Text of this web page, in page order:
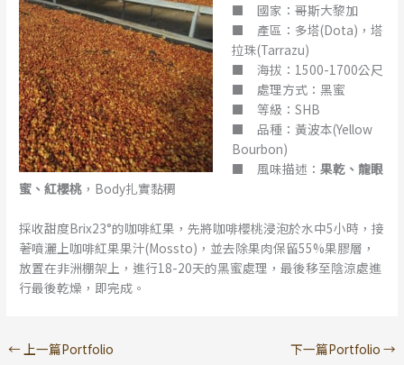
■ 國家：哥斯大黎加
■ 產區：多塔(Dota)，塔
拉珠(Tarrazu)
■ 海拔：1500-1700公尺
■ 處理方式：黑蜜
■ 等級：SHB
■ 品種：黃波本(Yellow
Bourbon)
■ 風味描述： 果乾、龍眼
蜜、紅櫻桃 ，Body扎實黏稠
採收甜度Brix23°的咖啡紅果，先將咖啡櫻桃浸泡於水中5小時，接
著噴灑上咖啡紅果果汁(Mossto)，並去除果肉保留55%果膠層，
放置在非洲棚架上，進行18-20天的黑蜜處理，最後移至陰涼處進
行最後乾燥，即完成。
←上一篇Portfolio 下一篇Portfolio →